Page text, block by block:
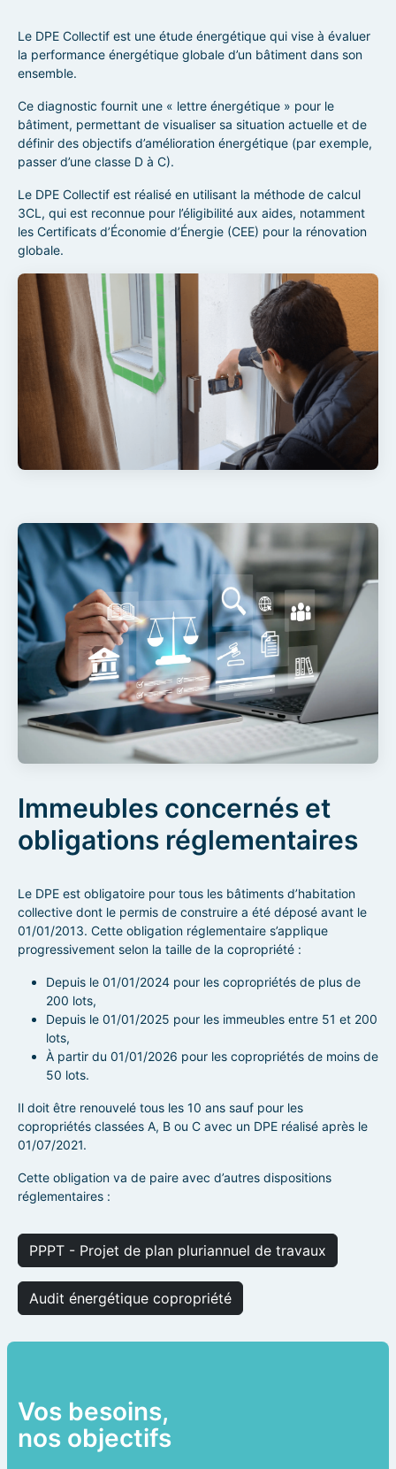
Le DPE Collectif est une étude énergétique qui vise à évaluer
la performance énergétique globale d’un bâtiment dans son
ensemble.
Ce diagnostic fournit une « lettre énergétique » pour le
bâtiment, permettant de visualiser sa situation actuelle et de
définir des objectifs d’amélioration énergétique (par exemple,
passer d’une classe D à C).
Le DPE Collectif est réalisé en utilisant la méthode de calcul
3CL, qui est reconnue pour l’éligibilité aux aides, notamment
les Certificats d’Économie d’Énergie (CEE) pour la rénovation
globale.
Immeubles concernés et
obligations réglementaires
Le DPE est obligatoire pour tous les bâtiments d’habitation
collective dont le permis de construire a été déposé avant le
01/01/2013. Cette obligation réglementaire s’applique
progressivement selon la taille de la copropriété :
Depuis le 01/01/2024 pour les copropriétés de plus de
200 lots,
Depuis le 01/01/2025 pour les immeubles entre 51 et 200
lots,
À partir du 01/01/2026 pour les copropriétés de moins de
50 lots.
Il doit être renouvelé tous les 10 ans sauf pour les
copropriétés classées A, B ou C avec un DPE réalisé après le
01/07/2021.
Cette obligation va de paire avec d’autres dispositions
réglementaires :
PPPT - Projet de plan pluriannuel de travaux
Audit énergétique copropriété
Vos besoins,
nos objectifs